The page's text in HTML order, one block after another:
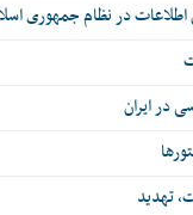
اطلاعات در نظام جمهوری
در ایران
تهدید